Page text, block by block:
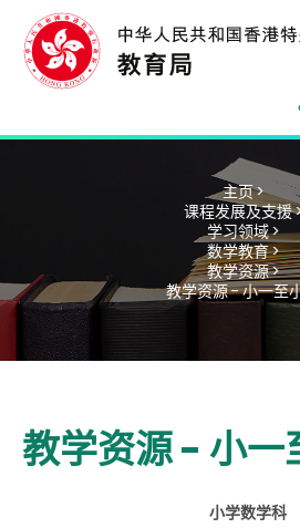
主页 >
课程发展及支援
学习领域 >
数学教育 >
教学资源 >
教学资源 - 小一至
教学资源 - 小一
小学数学科